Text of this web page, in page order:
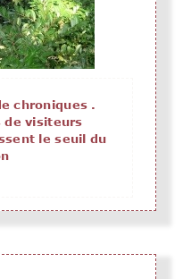
chroniques .
de visiteurs
le seuil du